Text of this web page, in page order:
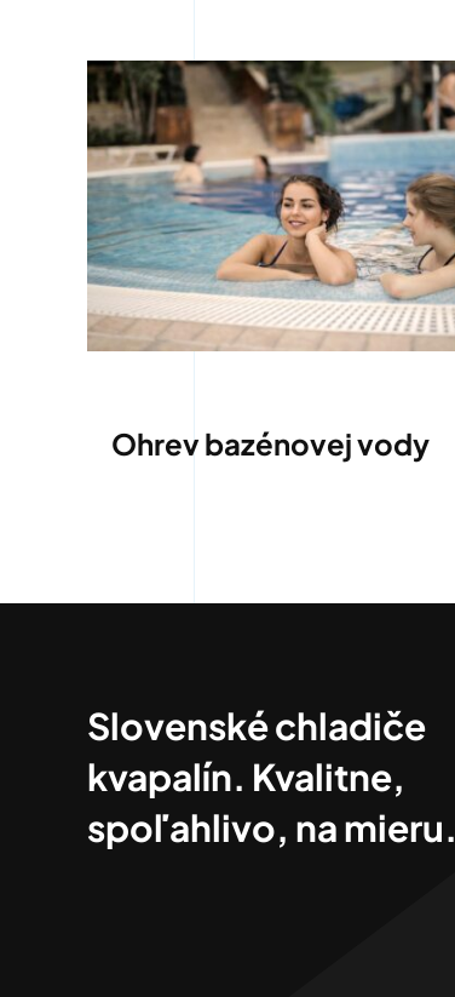
Ohrev bazénovej vody
Slovenské chladiče
kvapalín. Kvalitne,
spoľahlivo, na mieru.